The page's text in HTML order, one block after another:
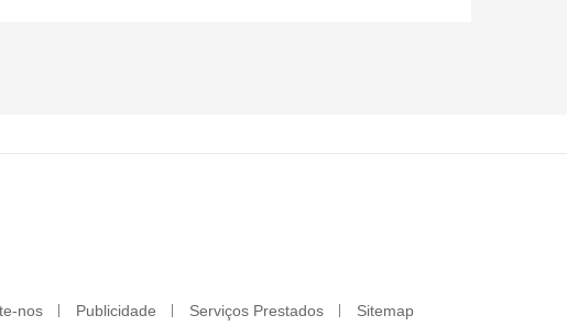
nos Publicidade Serviços Prestados Sitemap